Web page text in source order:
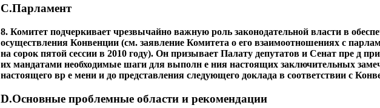
C.Парламент
8. Комитет подчеркивает чрезвычайно важную роль законодательной власти в
осуществления Конвенции (см. заявление Комитета о его взаимоотношениях с
на сорок пятой сессии в 2010 году). Он призывает Палату депутатов и Сенат пре д
их мандатами необходимые шаги для выполн е ния настоящих заключительных
настоящего вр е мени и до представления следующего доклада в соответствии с
D.Основные проблемные области и рекомендации